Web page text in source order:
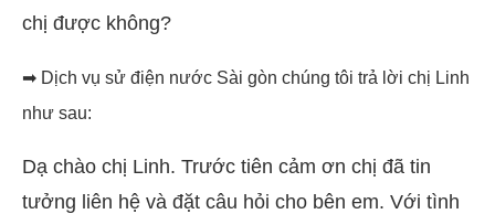
chị được không?
➡ Dịch vụ sử điện nước Sài gòn chúng tôi trả lời chị Linh
như sau:
Dạ chào chị Linh. Trước tiên cảm ơn chị đã tin
tưởng liên hệ và đặt câu hỏi cho bên em. Với tình